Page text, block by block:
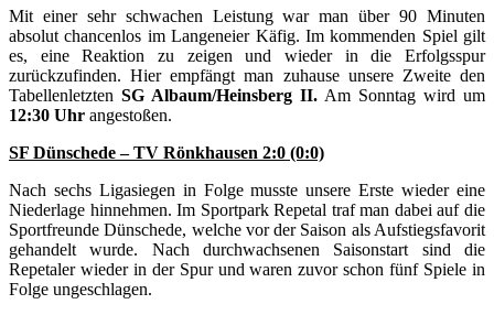
Mit einer sehr schwachen Leistung war man über 90 Minuten
absolut chancenlos im Langeneier Käfig. Im kommenden Spiel gilt
es, eine Reaktion zu zeigen und wieder in die Erfolgsspur
zurückzufinden. Hier empfängt man zuhause unsere Zweite den
Tabellenletzten SG Albaum/Heinsberg II. Am Sonntag wird um
12:30 Uhr angestoßen.
SF Dünschede – TV Rönkhausen 2:0 (0:0)
Nach sechs Ligasiegen in Folge musste unsere Erste wieder eine
Niederlage hinnehmen. Im Sportpark Repetal traf man dabei auf die
Sportfreunde Dünschede, welche vor der Saison als Aufstiegsfavorit
gehandelt wurde. Nach durchwachsenen Saisonstart sind die
Repetaler wieder in der Spur und waren zuvor schon fünf Spiele in
Folge ungeschlagen.